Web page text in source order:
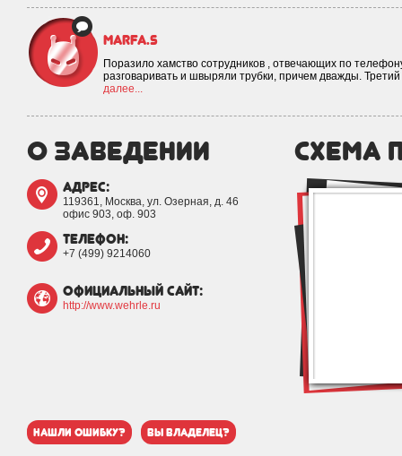
marfa.s
Поразило хамство сотрудников , отвечающих по
разговаривать и швыряли трубки, причем дважды.
далее...
о заведении
адрес:
119361, Москва, ул. Озерная, д. 46
офис 903, оф. 903
телефон:
+7 (499) 9214060
официальный сайт:
http://www.wehrle.ru
схема
нашли ошибку? вы владелец?